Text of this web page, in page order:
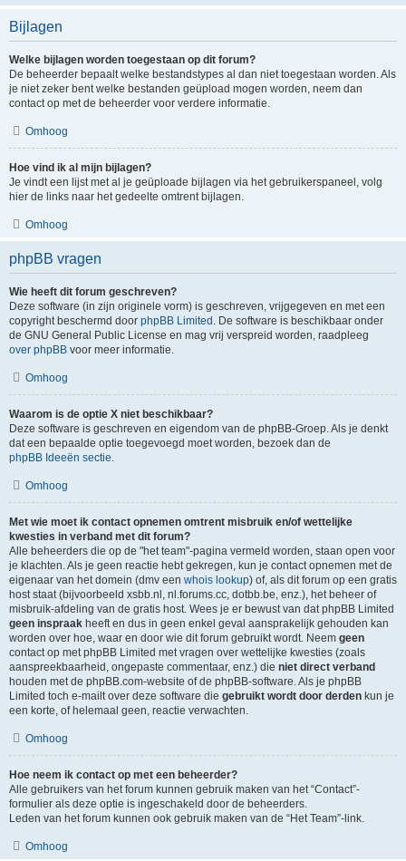
Bijlagen
Welke bijlagen worden toegestaan op dit forum?
De beheerder bepaalt welke bestandstypes al dan niet toegestaan worden. Als
je niet zeker bent welke bestanden geüpload mogen worden, neem dan
contact op met de beheerder voor verdere informatie.
Omhoog
Hoe vind ik al mijn bijlagen?
Je vindt een lijst met al je geüploade bijlagen via het gebruikerspaneel, volg
hier de links naar het gedeelte omtrent bijlagen.
Omhoog
phpBB vragen
Wie heeft dit forum geschreven?
Deze software (in zijn originele vorm) is geschreven, vrijgegeven en met een
copyright beschermd door phpBB Limited . De software is beschikbaar onder
de GNU General Public License en mag vrij verspreid worden, raadpleeg
over phpBB voor meer informatie.
Omhoog
Waarom is de optie X niet beschikbaar?
Deze software is geschreven en eigendom van de phpBB-Groep. Als je denkt
dat een bepaalde optie toegevoegd moet worden, bezoek dan de
phpBB Ideeën sectie
Omhoog
Met wie moet ik contact opnemen omtrent misbruik en/of wettelijke
kwesties in verband met dit forum?
Alle beheerders die op de "het team"-pagina vermeld worden, staan open voor
je klachten. Als je geen reactie hebt gekregen, kun je contact opnemen met de
eigenaar van het domein (dmv een whois lookup) of, als dit forum op een gratis
host staat (bijvoorbeeld xsbb.nl, nl.forums.cc, dotbb.be, enz.), het beheer of
misbruik-afdeling van de gratis host. Wees je er bewust van dat phpBB Limited
geen inspraak heeft en dus in geen enkel geval aansprakelijk gehouden kan
worden over hoe, waar en door wie dit forum gebruikt wordt. Neem geen
contact op met phpBB Limited met vragen over wettelijke kwesties (zoals
aanspreekbaarheid, ongepaste commentaar, enz.) die niet direct verband
houden met de phpBB.com-website of de phpBB-software. Als je phpBB
Limited toch e-mailt over deze software die gebruikt wordt door derden kun je
een korte, of helemaal geen, reactie verwachten.
Omhoog
Hoe neem ik contact op met een beheerder?
Alle gebruikers van het forum kunnen gebruik maken van het “Contact”-
formulier als deze optie is ingeschakeld door de beheerders.
Leden van het forum kunnen ook gebruik maken van de “Het Team”-link.
Omhoog